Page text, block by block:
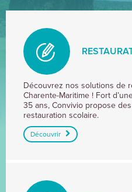
RESTAURATION
SCOLAIRE
Découvrez nos solutions de
Charente-Maritime ! Fort
35 ans, Convivio propose
restauration scolaire.
Découvrir